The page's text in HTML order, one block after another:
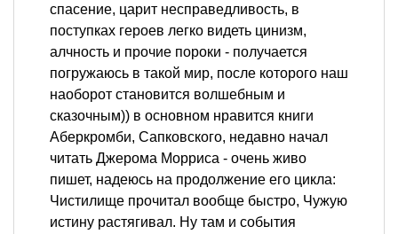
спасение, царит несправедливость, в
поступках героев легко видеть цинизм,
алчность и прочие пороки - получается
погружаюсь в такой мир, после которого наш
наоборот становится волшебным и
сказочным)) в основном нравится книги
Аберкромби, Сапковского, недавно начал
читать Джерома Морриса - очень живо
пишет, надеюсь на продолжение его цикла:
Чистилище прочитал вообще быстро, Чужую
истину растягивал. Ну там и события